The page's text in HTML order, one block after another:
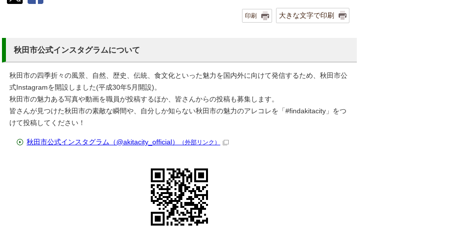
印刷 大きな文字で印刷
秋田市公式インスタグラムについて
秋田市の四季折々の風景、自然、歴史、伝統、食文化といった魅力を国内外に向けて発信するため、秋田市公
式Instagramを開設しました(平成30年5月開設)。
秋田市の魅力ある写真や動画を職員が投稿するほか、皆さんからの投稿も募集します。
皆さんが見つけた秋田市の素敵な瞬間や、自分しか知らない秋田市の魅力のアレコレを「#findakitacity」をつ
けて投稿してください！
秋田市公式インスタグラム（@akitacity_official） （外部リンク）